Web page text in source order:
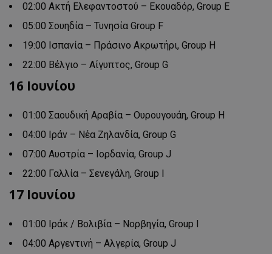
02:00 Ακτή Ελεφαντοστού – Εκουαδόρ, Group E
05:00 Σουηδία – Τυνησία Group F
19:00 Ισπανία – Πράσινο Ακρωτήρι, Group H
22:00 Βέλγιο – Αίγυπτος, Group G
16 Ιουνίου
01:00 Σαουδική Αραβία – Ουρουγουάη, Group H
04:00 Ιράν – Νέα Ζηλανδία, Group G
07:00 Αυστρία – Ιορδανία, Group J
22:00 Γαλλία – Σενεγάλη, Group I
17 Ιουνίου
01:00 Ιράκ / Βολιβία – Νορβηγία, Group I
04:00 Αργεντινή – Αλγερία, Group J